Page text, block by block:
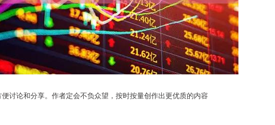
讨论和分享。作者定会不负众望，按时按量创作出更优质的内容